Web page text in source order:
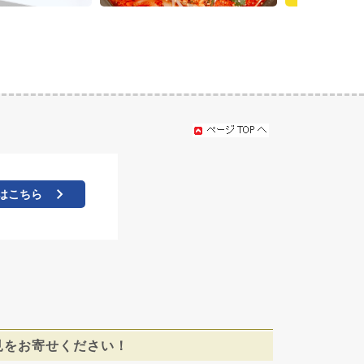
こちら
お寄せください！